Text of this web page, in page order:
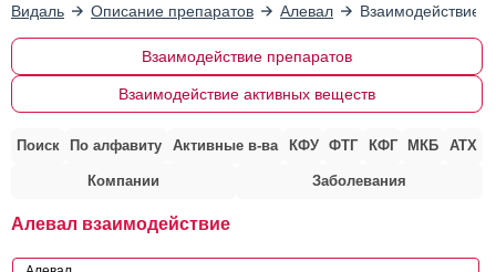
Видаль Описание препаратов Алевал Взаимодействие
Взаимодействие препаратов
Взаимодействие активных веществ
Поиск По алфавиту Активные в-ва КФУ ФТГ КФГ МКБ АТХ
Компании Заболевания
Алевал взаимодействие